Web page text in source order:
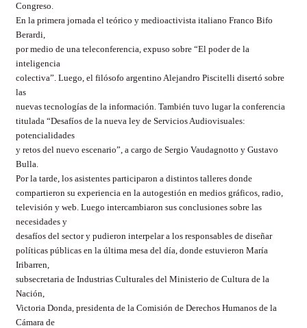
Congreso.
En la primera jornada el teórico y medioactivista italiano Franco Bifo
Berardi,
por medio de una teleconferencia, expuso sobre “El poder de la
inteligencia
colectiva”. Luego, el filósofo argentino Alejandro Piscitelli disertó sobre
las
nuevas tecnologías de la información. También tuvo lugar la conferencia
titulada “Desafíos de la nueva ley de Servicios Audiovisuales:
potencialidades
y retos del nuevo escenario”, a cargo de Sergio Vaudagnotto y Gustavo
Bulla.
Por la tarde, los asistentes participaron a distintos talleres donde
compartieron su experiencia en la autogestión en medios gráficos, radio,
televisión y web. Luego intercambiaron sus conclusiones sobre las
necesidades y
desafíos del sector y pudieron interpelar a los responsables de diseñar
políticas públicas en la última mesa del día, donde estuvieron María
Iribarren,
subsecretaria de Industrias Culturales del Ministerio de Cultura de la
Nación,
Victoria Donda, presidenta de la Comisión de Derechos Humanos de la
Cámara de